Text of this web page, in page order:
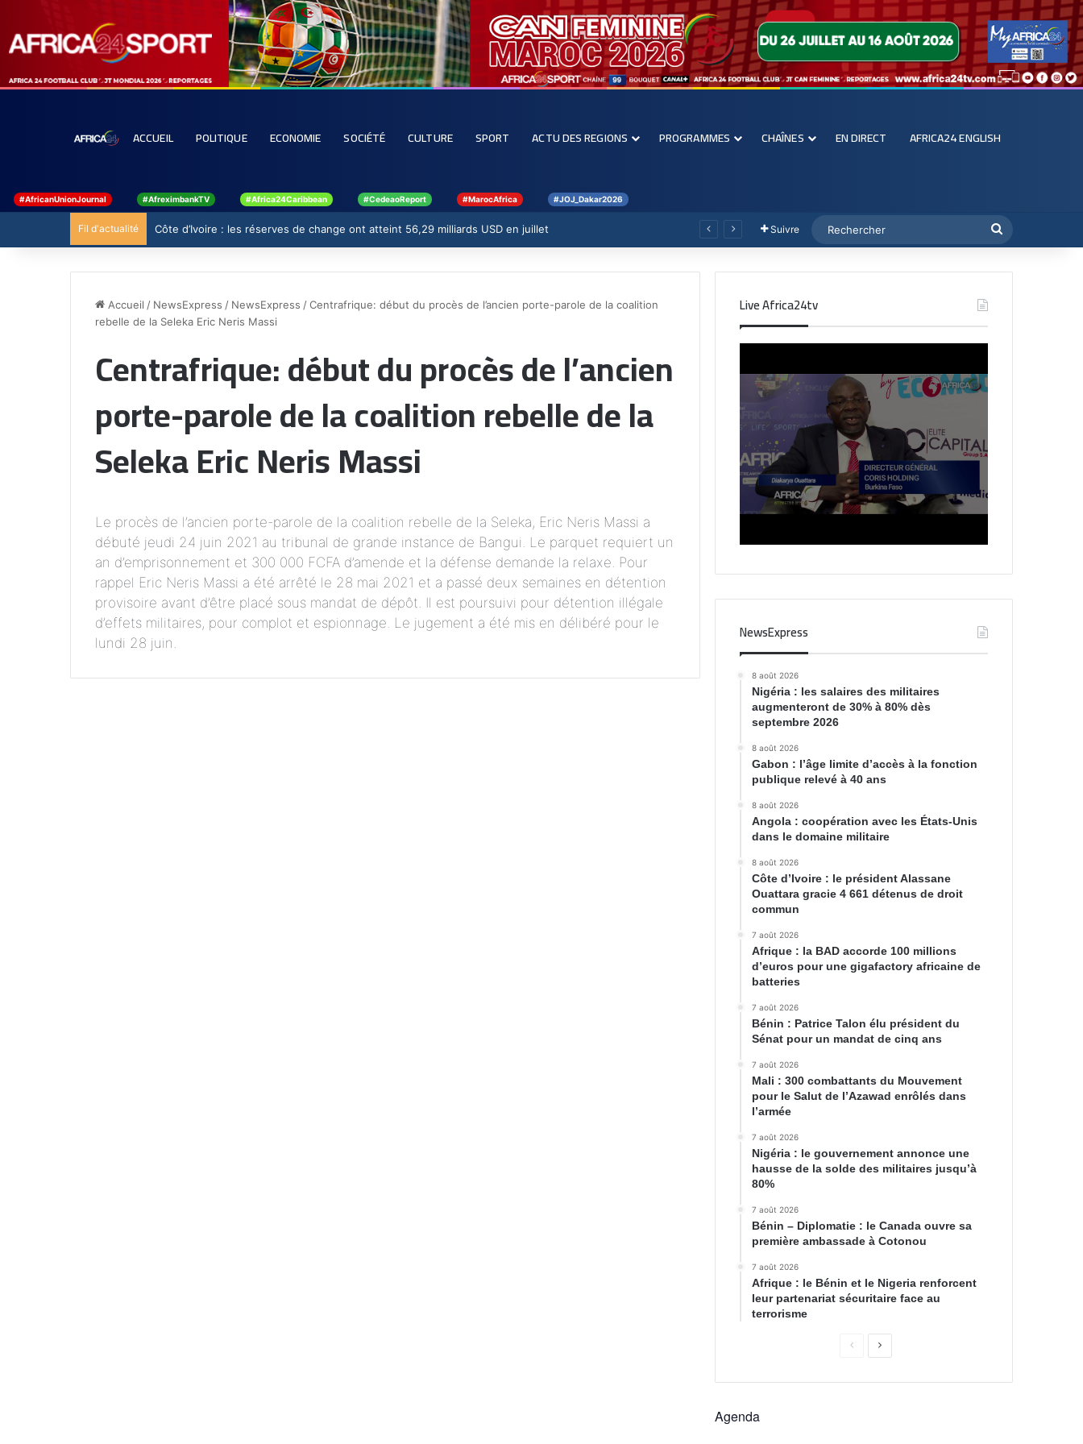
ACCUEIL POLITIQUE ECONOMIE SOCIÉTÉ CULTURE SPORT ACTU DES REGIONS PROGRAMMES CHAÎNES EN DIRECT AFRICA24 ENGLISH
#AfricanUnionJournal #AfreximbankTV #Africa24Caribbean #CedeaoReport #MarocAfrica #JOJ_Dakar2026
Fil d'actualité Côte d’Ivoire : les réserves de change ont atteint 56,29 milliards USD en juillet Suivre
Accueil / NewsExpress / NewsExpress /Centrafrique: début du procès de l’ancien porte-parole de la coalition
rebelle de la Seleka Eric Neris Massi
Centrafrique: début du procès de l’ancien
porte-parole de la coalition rebelle de la
Seleka Eric Neris Massi
Le procès de l’ancien porte-parole de la coalition rebelle de la Seleka, Eric Neris Massi a
débuté jeudi 24 juin 2021 au tribunal de grande instance de Bangui. Le parquet requiert un
an d’emprisonnement et 300 000 FCFA d’amende et la défense demande la relaxe. Pour
rappel Eric Neris Massi a été arrêté le 28 mai 2021 et a passé deux semaines en détention
provisoire avant d’être placé sous mandat de dépôt. Il est poursuivi pour détention illégale
d’effets militaires, pour complot et espionnage. Le jugement a été mis en délibéré pour le
lundi 28 juin.
Live Africa24tv
NewsExpress
8 août 2026
Nigéria : les salaires des militaires
augmenteront de 30% à 80% dès
septembre 2026
8 août 2026
Gabon : l’âge limite d’accès à la fonction
publique relevé à 40 ans
8 août 2026
Angola : coopération avec les États-Unis
dans le domaine militaire
8 août 2026
Côte d’Ivoire : le président Alassane
Ouattara gracie 4 661 détenus de droit
commun
7 août 2026
Afrique : la BAD accorde 100 millions
d’euros pour une gigafactory africaine de
batteries
7 août 2026
Bénin : Patrice Talon élu président du
Sénat pour un mandat de cinq ans
7 août 2026
Mali : 300 combattants du Mouvement
pour le Salut de l’Azawad enrôlés dans
l’armée
7 août 2026
Nigéria : le gouvernement annonce une
hausse de la solde des militaires jusqu’à
80%
7 août 2026
Bénin – Diplomatie : le Canada ouvre sa
première ambassade à Cotonou
7 août 2026
Afrique : le Bénin et le Nigeria renforcent
leur partenariat sécuritaire face au
terrorisme
Agenda